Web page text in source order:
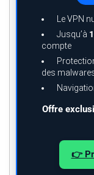
Le VPN
Jusqu’à
compte
des
Offre
👉